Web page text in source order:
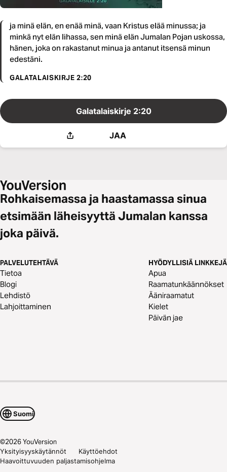
ja minä elän, en enää minä, vaan Kristus elää minussa; ja
minkä nyt elän lihassa, sen minä elän Jumalan Pojan uskossa,
hänen, joka on rakastanut minua ja antanut itsensä minun
edestäni.
GALATALAISKIRJE 2:20
Galatalaiskirje 2:20
JAA
Rohkaisemassa ja haastamassa sinua
etsimään läheisyyttä Jumalan kanssa
joka päivä.
PALVELUTEHTÄVÄ
Tietoa
Blogi
Lehdistö
Lahjoittaminen
HYÖDYLLISIÄ LINKKEJÄ
Apua
Raamatunkäännökset
Ääniraamatut
Kielet
Päivän jae
Suomi
©2026YouVersion
Yksityisyyskäytännöt
Käyttöehdot
Haavoittuvuuden paljastamisohjelma